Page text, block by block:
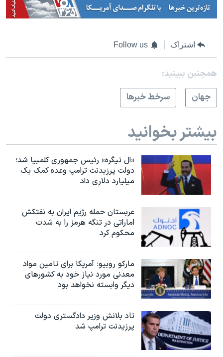
اشتراک Follow us
همچنبن ببینید:
جهان
سرخط خبرها
بیشتر بخوانید
«ال تیگره» رئیس جمهوری کلمبیا شد؛
دولت پرزیدنت ترامپ وعده کمک یک
میلیارد دلاری داد
عربستان حمله رژیم ایران به نفتکش
اماراتی در تنگه هرمز را به‌ شدت
محکوم کرد
مارکو روبیو: آمریکا برای تامین مواد
معدنی مورد نیاز خود به کشورهای
دیگر وابسته نخواهد بود
تاد بلانش وزیر دادگستری دولت
پرزیدنت ترامپ شد